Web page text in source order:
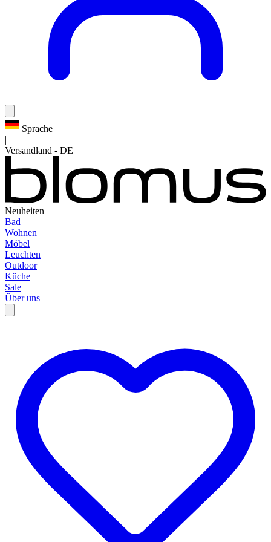
Sprache
|
Versandland - DE
Neuheiten
Bad
Wohnen
Möbel
Leuchten
Outdoor
Küche
Sale
Über uns